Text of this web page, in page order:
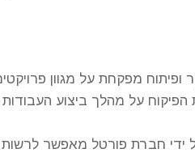
מפקחת על מגוון
על מהלך ביצוע
ידי חברת פורטל מאפשר